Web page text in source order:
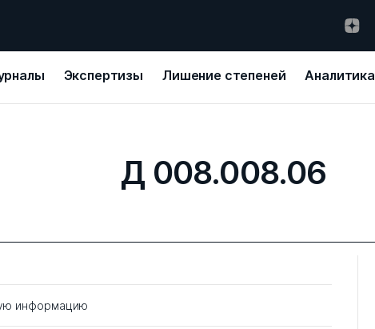
Экспертизы Лишение степеней Аналитика
Д 008.008.06
информацию